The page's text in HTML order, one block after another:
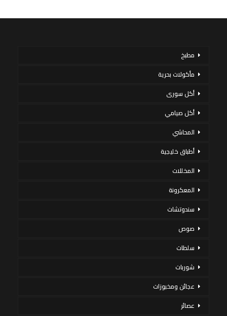
مطبخ
مأكولات بحرية
أكل سورى
أكل صيامي
المحاشي
أطباق خليجية
المخللات
المعكرونة
سندوتشات
صوص
سلطات
شوربات
عجائن ومخبوزات
عصائر